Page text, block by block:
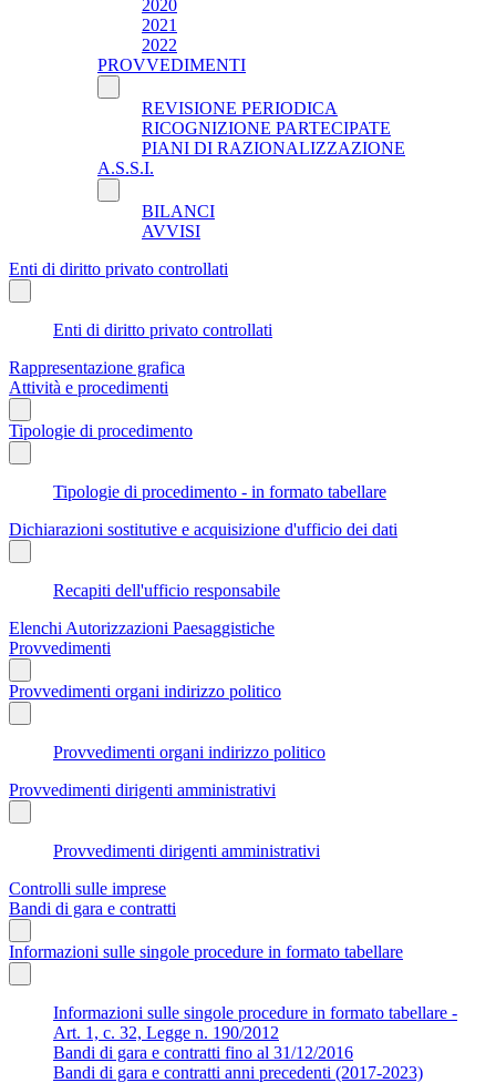
2020
2021
2022
PROVVEDIMENTI
REVISIONE PERIODICA
RICOGNIZIONE PARTECIPATE
PIANI DI RAZIONALIZZAZIONE
A.S.S.I.
BILANCI
AVVISI
Enti di diritto privato controllati
Enti di diritto privato controllati
Rappresentazione grafica
Attività e procedimenti
Tipologie di procedimento
Tipologie di procedimento - in formato tabellare
Dichiarazioni sostitutive e acquisizione d'ufficio dei dati
Recapiti dell'ufficio responsabile
Elenchi Autorizzazioni Paesaggistiche
Provvedimenti
Provvedimenti organi indirizzo politico
Provvedimenti organi indirizzo politico
Provvedimenti dirigenti amministrativi
Provvedimenti dirigenti amministrativi
Controlli sulle imprese
Bandi di gara e contratti
Informazioni sulle singole procedure in formato tabellare
Informazioni sulle singole procedure in formato tabellare -
Art. 1, c. 32, Legge n. 190/2012
Bandi di gara e contratti fino al 31/12/2016
Bandi di gara e contratti anni precedenti (2017-2023)